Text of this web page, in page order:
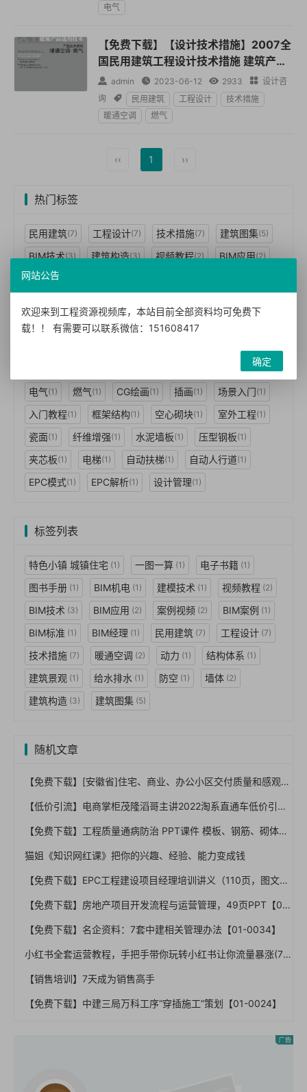
电气
【免费下载】【设计技术措施】2007全
国民用建筑工程设计技术措施 建筑产品
选用技术 产品技术资料 暖通空调 燃气
 admin  2023-06-12  2933  设计咨
询
 民用建筑 工程设计
技术措施
暖通空调
燃气
‹‹ 1 ››
热门标签
民用建筑(7) 工程设计(7) 技术措施(7) 建筑图集(5)
BIM技术(3) 建筑构造(3) 视频教程(2) BIM应用(2)
案例视频
图书手册(1) BIM机电(1) 建模技术(1)
电气(1) 燃气(1) CG绘画(1) 插画(1) 场景入门(1)
入门教程(1) 框架结构(1) 空心砌块(1) 室外工程(1)
瓷面(1) 纤维增强(1) 水泥墙板(1) 压型钢板(1)
夹芯板(1) 电梯(1) 自动扶梯(1) 自动人行道(1)
EPC模式(1) EPC解析(1) 设计管理(1)
标签列表
特色小镇 城镇住宅 (1) 一图一算 (1) 电子书籍 (1)
图书手册 (1) BIM机电 (1) 建模技术 (1) 视频教程 (2)
BIM技术 (3) BIM应用 (2) 案例视频 (2) BIM案例 (1)
BIM标准 (1) BIM经理 (1) 民用建筑 (7) 工程设计 (7)
技术措施 (7) 暖通空调 (2) 动力 (1) 结构体系 (1)
建筑景观 (1) 给水排水 (1) 防空 (1) 墙体 (2)
建筑构造 (3) 建筑图集 (5)
随机文章
【免费下载】[安徽省]住宅、商业、办公小区交付质量和感观标准，110页PPT，图文，可编辑【01-0040】
【低价引流】电商掌柜茂隆滔哥主讲2022淘系直通车低价引流，官方价999【完结】
【免费下载】工程质量通病防治 PPT课件 模板、钢筋、砌体、外墙、楼地面等【01-0005】
猫姐《知识网红课》把你的兴趣、经验、能力变成钱
【免费下载】EPC工程建设项目经理培训讲义（110页，图文）【01-0033】
【免费下载】房地产项目开发流程与运营管理，49页PPT【01-0052】
【免费下载】名企资料：7套中建相关管理办法【01-0034】
小红书全套运营教程，手把手带你玩转小红书让你流量暴涨(70节课)
【销售培训】7天成为销售高手
【免费下载】中建三局万科工序“穿插施工”策划【01-0024】
网站公告
欢迎来到工程资源视频库，本站目前全部资料均可免费下
载！！ 有需要可以联系微信：151608417
确定